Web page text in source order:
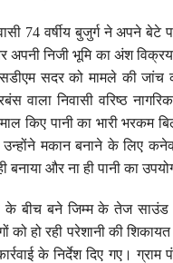
74 वर्षीय बुजुर्ग ने अपने
अपनी निजी भूमि का अंश
सदर को मामले की
वाला निवासी वरिष्ठ
किए पानी का भारी भरकम
उन्होंने मकान बनाने के लिए
और ना ही पानी का
के बीच बने जिम्म के तेज
को हो रही परेशानी की
के निर्देश दिए गए। ग्राम